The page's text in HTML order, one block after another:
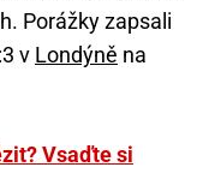
Porážky zapsali
v Londýně na
Vsaďte si